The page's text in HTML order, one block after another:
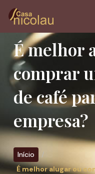
É melhor
comprar
de café
empresa?
Início
É melhor alugar ou